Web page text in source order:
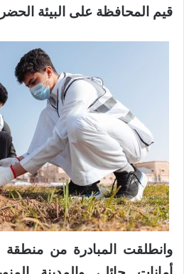
قيم المحافظة على البيئة
وانطلقت المبادرة من